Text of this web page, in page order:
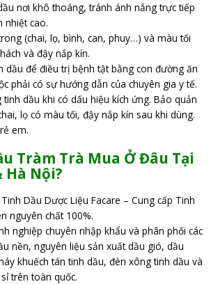
nơi khô thoáng, tránh ánh nắng trực tiếp
nhiệt cao.
(chai, lọ, bình, can, phuy…) và màu tối
và đậy nắp kín.
dầu để điều trị bệnh tật bằng con đường ăn
phải có sự hướng dẫn của chuyên gia y tế.
dầu khi có dấu hiệu kích ứng. Bảo quản
lọ có màu tối, đậy nắp kín sau khi dùng.
em.
Tràm Trà Mua Ở Đâu Tại
Hà Nội?
Dầu Dược Liệu Facare – Cung cấp Tinh
nguyên chất 100%.
nghiệp chuyên nhập khẩu và phân phối các
nền, nguyên liệu sản xuất dầu gió, dầu
khuếch tán tinh dầu, đèn xông tinh dầu và
trên toàn quốc.